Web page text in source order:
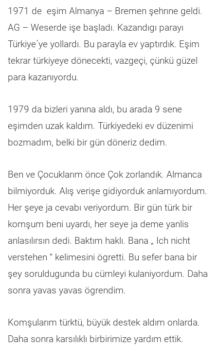
1971 de eşim Almanya – Bremen şehrıne geldi.
AG – Weserde işe başladı. Kazandıgı parayı
Türkiye´ye yollardı. Bu parayla ev yaptırdık. Eşim
tekrar türkiyeye dönecekti, vazgeçi, çünkü güzel
para kazanıyordu.
1979 da bizleri yanına aldı, bu arada 9 sene
eşimden uzak kaldım. Türkiyedeki ev düzenimi
bozmadım, belki bir gün döneriz dedim.
Ben ve Çocuklarım önce Çok zorlandık. Almanca
bilmiyorduk. Alış verişe gidiyorduk anlamıyordum.
Her şeye ja cevabı veriyordum. Bir gün türk bir
komşum beni uyardı, her seye ja deme yanlis
anlasılırsın dedi. Baktım haklı. Bana „ Ich nicht
verstehen “ kelimesini ögretti. Bu sefer bana bir
şey soruldugunda bu cümleyi kulaniyordum. Daha
sonra yavas yavas ögrendim.
Komşularım türktü, büyük destek aldım onlarda.
Daha sonra karsılıklı birbirimize yardım ettik.